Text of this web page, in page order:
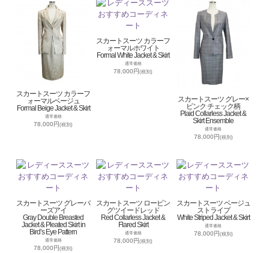
スカートスーツ カラーフ
ォーマルベージュ
Formal Beige Jacket & Skirt
通常価格
78,000円(税別)
スカートスーツ カラーフ
ォーマルホワイト
Formal White Jacket & Skirt
通常価格
78,000円(税別)
スカートスーツ グレー×
ピンク チェック柄
Plaid Collarless Jacket &
Skirt Ensemble
通常価格
78,000円(税別)
スカートスーツ グレーバ
ーズアイ
Gray Double Breasted
Jacket & Pleated Skirt in
Bird’s Eye Pattern
通常価格
78,000円(税別)
スカートスーツ ロービン
グツイードレッド
Red Collarless Jacket &
Flared Skirt
通常価格
78,000円(税別)
スカートスーツ ベージュ
ストライプ
White Striped Jacket & Skirt
通常価格
78,000円(税別)